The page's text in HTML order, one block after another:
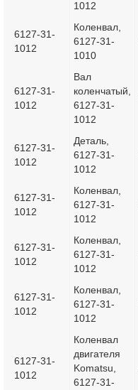
1012
6127-31-
1012
Коленвал,
6127-31-
1010
6127-31-
1012
Вал
коленчатый,
6127-31-
1012
6127-31-
1012
Деталь,
6127-31-
1012
6127-31-
1012
Коленвал,
6127-31-
1012
6127-31-
1012
Коленвал,
6127-31-
1012
6127-31-
1012
Коленвал,
6127-31-
1012
6127-31-
1012
Коленвал
двигателя
Komatsu,
6127-31-